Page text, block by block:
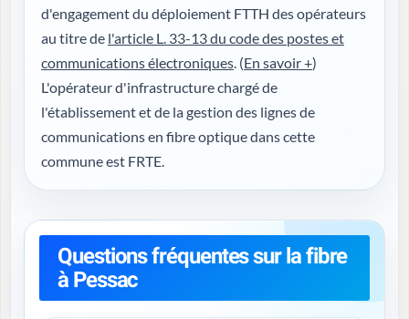
d'engagement du déploiement FTTH des opérateurs
au titre de l'article L. 33-13 du code des postes et
communications électroniques. (En savoir +)
L'opérateur d'infrastructure chargé de
l'établissement et de la gestion des lignes de
communications en fibre optique dans cette
commune est FRTE.
Questions fréquentes sur la fibre
à Pessac